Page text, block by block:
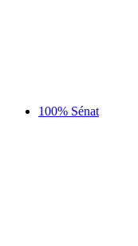
100% Sénat